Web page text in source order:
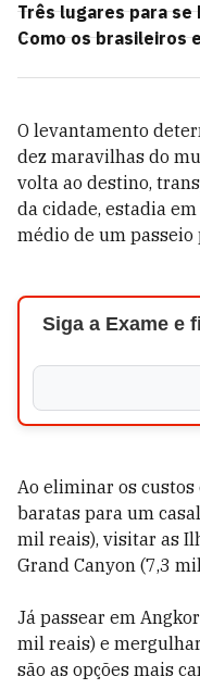
Três lugares para
Como os brasileiros
O levantamento
dez maravilhas do
volta ao destino,
da cidade, estadia
médio de um passeio
Siga a Exame e
Ao eliminar os custos
baratas para um
mil reais), visitar as
Grand Canyon (7,3
Já passear em
mil reais) e
são as opções mais